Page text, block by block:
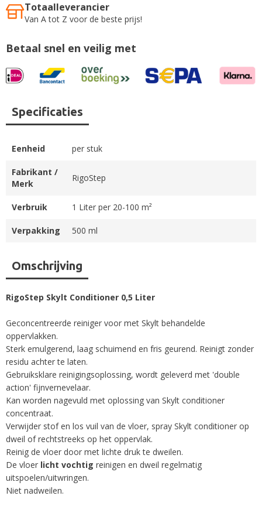
Totaalleverancier
Van A tot Z voor de beste prijs!
Betaal snel en veilig met
Omschrijving
RigoStep Skylt Conditioner 0,5 Liter
Geconcentreerde reiniger voor met Skylt behandelde
oppervlakken.
Sterk emulgerend, laag schuimend en fris geurend. Reinigt zonder
residu achter te laten.
Gebruiksklare reinigingsoplossing, wordt geleverd met 'double
action' fijnvernevelaar.
Kan worden nagevuld met oplossing van Skylt conditioner
concentraat.
Verwijder stof en los vuil van de vloer, spray Skylt conditioner op
dweil of rechtstreeks op het oppervlak.
Reinig de vloer door met lichte druk te dweilen.
De vloer licht vochtig reinigen en dweil regelmatig
uitspoelen/uitwringen.
Niet nadweilen.
Specificaties
Eenheid per stuk
Fabrikant /
Merk
RigoStep
Verbruik 1 Liter per 20-100 m²
Verpakking 500 ml